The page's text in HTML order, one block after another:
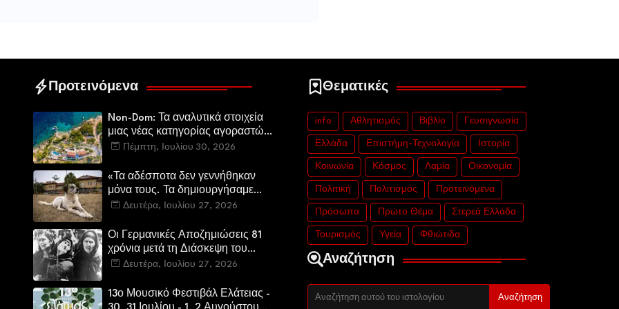
Προτεινόμενα
Non-Dom: Τα αναλυτικά στοιχεία
μιας νέας κατηγορίας αγοραστών
στην ελληνική αγορά πολυτελών
Πέμπτη, Ιουλίου 30, 2026
«Τα αδέσποτα δεν γεννήθηκαν
μόνα τους. Τα δημιουργήσαμε
εμείς.»
Δευτέρα, Ιουλίου 27, 2026
Οι Γερμανικές Αποζημιώσεις 81
χρόνια μετά τη Διάσκεψη του
Πότσνταμ
Δευτέρα, Ιουλίου 27, 2026
13ο Μουσικό Φεστιβάλ Ελάτειας -
Θεματικές
info Αθλητισμός Βιβλίο Γευσιγνωσία
Ελλάδα Επιστήμη-Τεχνολογία Ιστορία
Κοινωνία Κόσμος Λαμία Οικονομία
Πολιτική Πολιτισμός Προτεινόμενα
Πρόσωπα Πρώτο Θέμα Στερεά Ελλάδα
Τουρισμός Υγεία Φθιώτιδα
Αναζήτηση